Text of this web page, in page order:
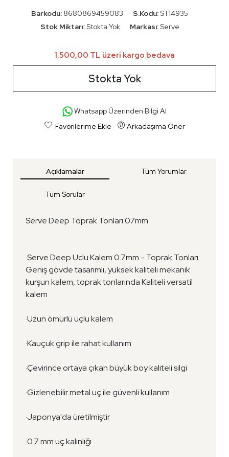
Barkodu: 8680869459083 S.Kodu:ST14935
Stok Miktarı:Stokta Yok Markası:Serve
1.500,00 TL üzeri kargo bedava
Stokta Yok
Whatsapp Üzerinden Bilgi Al
Favorilerime Ekle
Arkadaşıma Öner
Açıklamalar Tüm Yorumlar
Tüm Sorular
Serve Deep Toprak Tonları 07mm
·Serve Deep Uclu Kalem 0.7mm - Toprak Tonları
Geniş gövde tasarımlı, yüksek kaliteli mekanik
kurşun kalem, toprak tonlarında Kaliteli versatil
kalem
·Uzun ömürlü uçlu kalem
·Kauçuk grip ile rahat kullanım
·Çevirince ortaya çıkan büyük boy kaliteli silgi
·Gizlenebilir metal uç ile güvenli kullanım
·Japonya'da üretilmiştir
·0.7 mm uç kalınlığı